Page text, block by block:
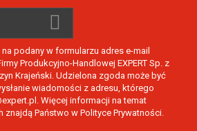
podany w formularzu adres e-mail
Produkcyjno-Handlowej EXPERT Sp. z
Krajeński. Udzielona zgoda może być
wiadomości z adresu, którego
Więcej informacji na temat
Państwo w Polityce Prywatności.